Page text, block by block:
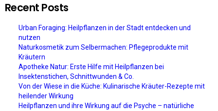
Recent Posts
Urban Foraging: Heilpflanzen in der Stadt entdecken und
nutzen
Naturkosmetik zum Selbermachen: Pflegeprodukte mit
Kräutern
Apotheke Natur: Erste Hilfe mit Heilpflanzen bei
Insektenstichen, Schnittwunden & Co.
Von der Wiese in die Küche: Kulinarische Kräuter-Rezepte mit
heilender Wirkung
Heilpflanzen und ihre Wirkung auf die Psyche – natürliche